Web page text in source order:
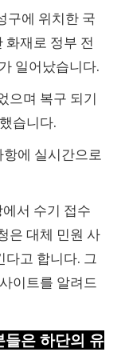
구에 위치한 국
화재로 정부 전
일어났습니다.
으며 복구 되기
습니다.
에 실시간으로
서 수기 접수
은 대체 민원 사
다고 합니다. 그
이트를 알려드
은 하단의 유